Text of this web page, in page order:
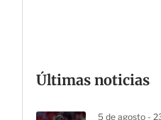
Últimas noticias
5 de agosto -